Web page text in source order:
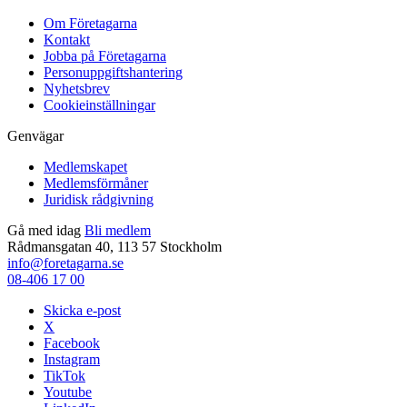
Om Företagarna
Kontakt
Jobba på Företagarna
Personuppgiftshantering
Nyhetsbrev
Cookieinställningar
Genvägar
Medlemskapet
Medlemsförmåner
Juridisk rådgivning
Gå med idag Bli medlem
Rådmansgatan 40, 113 57 Stockholm
info@foretagarna.se
08-406 17 00
Skicka e-post
X
Facebook
Instagram
TikTok
Youtube